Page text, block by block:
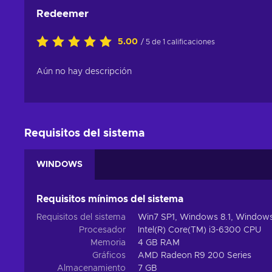
Redeemer
5.00 / 5 de 1 calificaciones
Aún no hay descripción
Requisitos del sistema
WINDOWS
Requisitos mínimos del sistema
Requisitos del sistema
Win7 SP1, Windows 8.1,
Procesador
Intel(R) Core(TM) i3-6300 CPU
Memoria
4 GB RAM
Gráficos
AMD Radeon R9 200 Series
Almacenamiento
7 GB